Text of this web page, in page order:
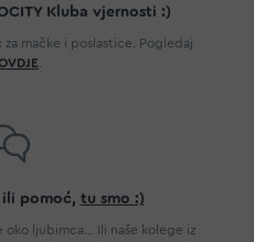
Kluba vjernosti :)
za mačke i poslastice. Pogledaj
ili pomoć, tu smo :)
oko ljubimca... Ili naše kolege iz